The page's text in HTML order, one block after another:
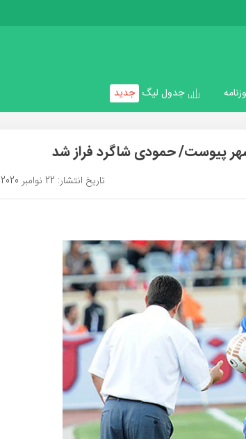
جدول لیگ جدید
پیوست/ حمودی شاگرد فراز شد
تاریخ انتشار: 22 نوامبر 2020